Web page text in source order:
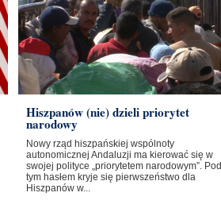
Hiszpanów (nie) dzieli priorytet
narodowy
Nowy rząd hiszpańskiej wspólnoty
autonomicznej Andaluzji ma kierować się w
swojej polityce „priorytetem narodowym”. Pod
tym hasłem kryje się pierwszeństwo dla
Hiszpanów w...